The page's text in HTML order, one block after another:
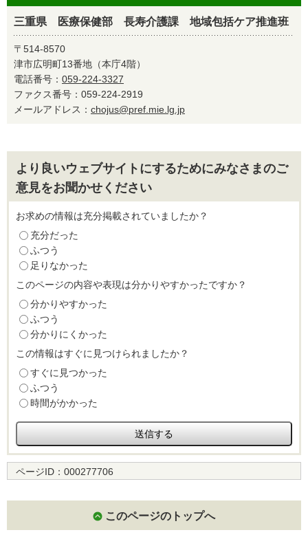
三重県 医療保健部 長寿介護課 地域包括ケア推進班
〒514-8570
津市広明町13番地（本庁4階）
電話番号： 059-224-3327
ファクス番号：059-224-2919
メールアドレス： chojus@pref.mie.lg.jp
より良いウェブサイトにするためにみなさまのご
意見をお聞かせください
お求めの情報は充分掲載されていましたか？
充分だった
ふつう
足りなかった
このページの内容や表現は分かりやすかったですか？
分かりやすかった
ふつう
分かりにくかった
この情報はすぐに見つけられましたか？
すぐに見つかった
ふつう
時間がかかった
ページID： 000277706
このページのトップへ